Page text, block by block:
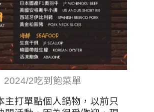
2024/2吃到飽菜單
主打單點個人鍋物，以前只